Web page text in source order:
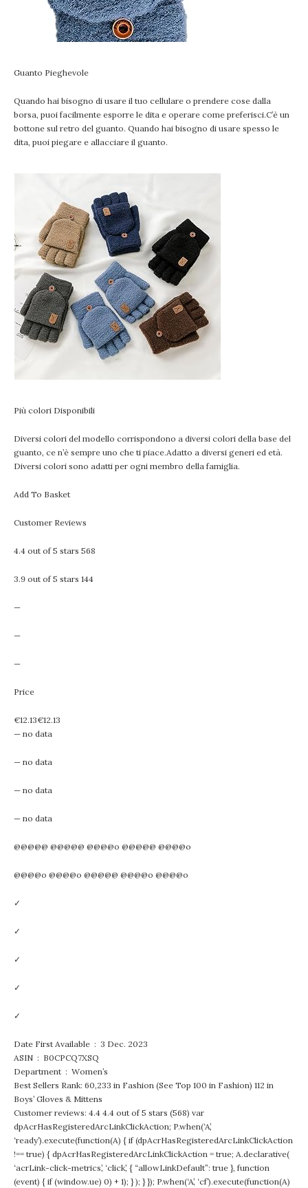
Guanto Pieghevole
Quando hai bisogno di usare il tuo cellulare o prendere cose dalla
borsa, puoi facilmente esporre le dita e operare come preferisci.C’è un
bottone sul retro del guanto. Quando hai bisogno di usare spesso le
dita, puoi piegare e allacciare il guanto.
Più colori Disponibili
Diversi colori del modello corrispondono a diversi colori della base del
guanto, ce n’è sempre uno che ti piace.Adatto a diversi generi ed età.
Diversi colori sono adatti per ogni membro della famiglia.
Add To Basket
Customer Reviews
4.4 out of 5 stars 568
3.9 out of 5 stars 144
—
—
—
Price
€12.13€12.13
— no data
— no data
— no data
— no data
@@@@@ @@@@@ @@@@o @@@@@ @@@@o
@@@@o @@@@o @@@@@ @@@@o @@@@o
✓
✓
✓
✓
✓
Date First Available ‏ : ‎ 3 Dec. 2023
ASIN ‏ : ‎ B0CPCQ7XSQ
Department ‏ : ‎ Women’s
Best Sellers Rank: 60,233 in Fashion (See Top 100 in Fashion) 112 in
Boys’ Gloves & Mittens
Customer reviews: 4.4 4.4 out of 5 stars (568) var
dpAcrHasRegisteredArcLinkClickAction; P.when(‘A’,
‘ready’).execute(function(A) { if (dpAcrHasRegisteredArcLinkClickAction
!== true) { dpAcrHasRegisteredArcLinkClickAction = true; A.declarative(
‘acrLink-click-metrics’, ‘click’, { “allowLinkDefault”: true }, function
(event) { if (window.ue) 0) + 1); } ); } }); P.when(‘A’, ‘cf’).execute(function(A)